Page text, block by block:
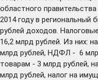
областного
2014 году в
рублей доходов.
16,2 млрд рублей. Из них:
млрд рублей, НДФЛ - 6
товарам - 3 млрд рублей,
млрд рублей, налог на